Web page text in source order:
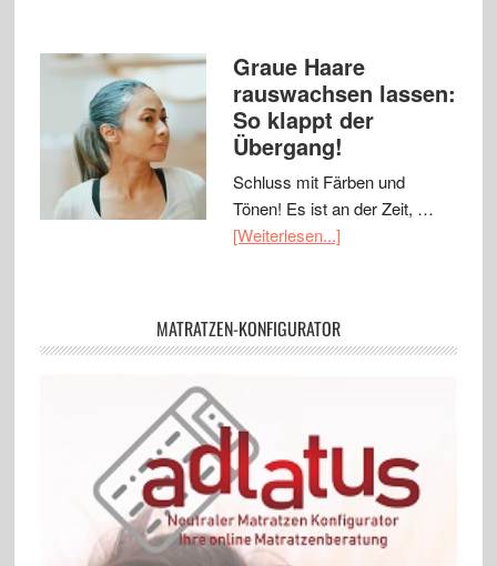
Graue Haare
rauswachsen lassen:
So klappt der
Übergang!
Schluss mit Färben und
Tönen! Es ist an der Zeit, …
[Weiterlesen...]
MATRATZEN-KONFIGURATOR